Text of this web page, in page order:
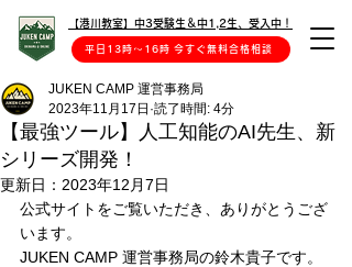
平日13時〜16時 今すぐ無料合格相談
【港川教室】中3受験生＆中1,2生、受入中！
【最強ツール】人工知能のAI先生、新
シリーズ開発！
JUKEN CAMP 運営事務局
2023年11月17日 読了時間: 4分
更新日： 2023年12月7日
公式サイトをご覧いただき、ありがとうござ
います。
JUKEN CAMP 運営事務局の鈴木貴子です。